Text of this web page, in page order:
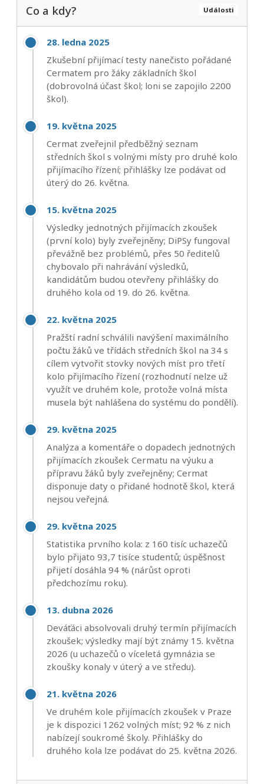
Události
Co a kdy?
28. ledna 2025
Zkušební přijímací testy nanečisto pořádané
Cermatem pro žáky základních škol
(dobrovolná účast škol; loni se zapojilo 2200
škol).
19. května 2025
Cermat zveřejnil předběžný seznam
středních škol s volnými místy pro druhé kolo
přijímacího řízení; přihlášky lze podávat od
úterý do 26. května.
15. května 2025
Výsledky jednotných přijímacích zkoušek
(první kolo) byly zveřejněny; DiPSy fungoval
převážně bez problémů, přes 50 ředitelů
chybovalo při nahrávání výsledků,
kandidátům budou otevřeny přihlášky do
druhého kola od 19. do 26. května.
22. května 2025
Pražští radní schválili navýšení maximálního
počtu žáků ve třídách středních škol na 34 s
cílem vytvořit stovky nových míst pro třetí
kolo přijímacího řízení (rozhodnutí nelze už
využít ve druhém kole, protože volná místa
musela být nahlášena do systému do pondělí).
29. května 2025
Analýza a komentáře o dopadech jednotných
přijímacích zkoušek Cermatu na výuku a
přípravu žáků byly zveřejněny; Cermat
disponuje daty o přidané hodnotě škol, která
nejsou veřejná.
29. května 2025
Statistika prvního kola: z 160 tisíc uchazečů
bylo přijato 93,7 tisíce studentů; úspěšnost
přijetí dosáhla 94 % (nárůst oproti
předchozímu roku).
13. dubna 2026
Deváťáci absolvovali druhý termín přijímacích
zkoušek; výsledky mají být známy 15. května
2026 (u uchazečů o víceletá gymnázia se
zkoušky konaly v úterý a ve středu).
21. května 2026
Ve druhém kole přijímacích zkoušek v Praze
je k dispozici 1262 volných míst; 92 % z nich
nabízejí soukromé školy. Přihlášky do
druhého kola lze podávat do 25. května 2026.